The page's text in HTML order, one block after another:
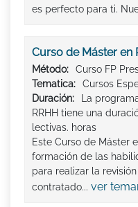
es perfecto para ti.
Curso de Máster en
Método:
Curso FP
Tematica:
Cursos
Duración:
La
RRHH tiene una
lectivas. horas
Este Curso de Máster
formación de las
para realizar la
contratado... ver